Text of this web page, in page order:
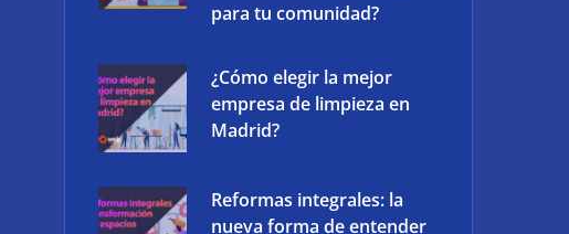
para tu comunidad?
¿Cómo elegir la mejor
empresa de limpieza en
Madrid?
Reformas integrales: la
nueva forma de entender